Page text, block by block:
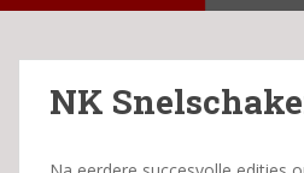
a
NK